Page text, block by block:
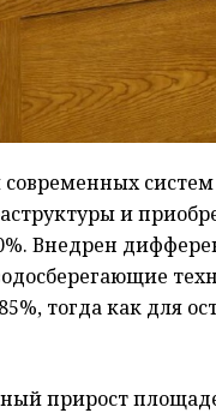
и
Внедрен
тогда как для
прирост